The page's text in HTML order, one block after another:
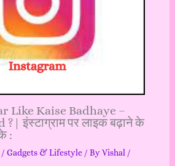
Like Kaise Badhaye –
इंस्टाग्राम पर लाइक बढ़ाने के
:
/ Gadgets & Lifestyle/ ByVishal /